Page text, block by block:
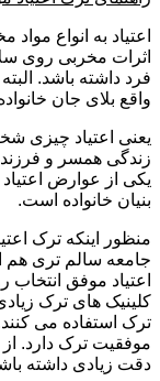
اعتیاد به انواع
اثرات مخربی روی
فرد داشته باشد. البته
واقع بلای جان
یعنی اعتیاد چیزی
زندگی همسر و
یکی از عوارض
بنیان خانواده است.
منظور اینکه ترک
جامعه سالم تری هم
اعتیاد موفق
کلینیک های ترک
ترک استفاده می
موفقیت ترک دارد. از
دقت زیادی داشته